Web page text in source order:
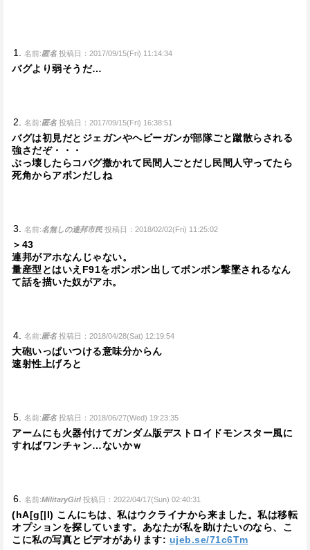
名前:匿名 投稿日：2017/09/15(Fri) 11:14:34
バグより弱そうだ…
名前:匿名 投稿日：2017/09/15(Fri) 16:38:51
バグは初見だとジェガンやヘビーガンが部隊ごと蹴散らされる
強さだぞ・・・
ぶっ壊したらコバグ撒かれて民間人ごとだし民間人守ってたら
死角からアボンだしね
名前:名無しの連邦市民 投稿日：2018/02/02(Fri) 11:25:02
＞43
連邦がアホなんじゃない。
量産型とはいえF91をポンポン出してボンボン撃墜されるなん
て話を描いた奴がアホ。
名前:匿名 投稿日：2018/04/28(Sat) 12:19:54
大砲いっぱいつける意味分からん
速射性上げろと
名前:匿名 投稿日：2018/06/27(Wed) 19:23:35
アームにも火器付けてガンダム版デストロイドモンスター風に
すればワンチャン…ないかｗ
名前:MilitaryGirl 投稿日：2022/04/17(Sun) 02:40:31
(hA[g[|I) こんにちは、私はウクライナから来ました。私は移転
オプションを探しています。あなたが私を助けたいのなら、こ
こに私の写真とビデオがあります: ujeb.se/71c6Tm